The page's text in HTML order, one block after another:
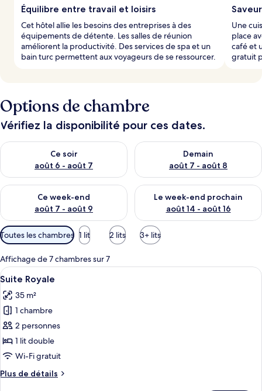
Équilibre entre travail et loisirs
Cet hôtel allie les besoins des entreprises à des
équipements de détente. Les salles de réunion
améliorent la productivité. Des services de spa et un
bain turc permettent aux voyageurs de se ressourcer.
Une
place
café et
gratuit
Options de chambre
Vérifiez la disponibilité pour ces dates.
Ce soir
août 6 - août 7
Vérifier la disponibilité pour ce soir août 6 - août 7
Demain
août 7 - août 8
Vérifier la disponibilité pour
Ce week-end
août 7 - août 9
Vérifier la disponibilité pour ce week-end août 7 - août 9
Le week-end prochain
août 14 - août 16
Vérifier la disponibilité pour
Filtres
disponibles
pour
les
chambres
Toutes les chambres 1 lit 2 lits 3+ lits
Affichage de 7 chambres sur 7
Afficher
toutes
les
photos
pour
ce
type
chambre :
Une chambre d’hôtel avec un lit,
8
Suite Royale
35 m²
1 chambre
2 personnes
1 lit double
Wi-Fi gratuit
Plus de détails
Plus